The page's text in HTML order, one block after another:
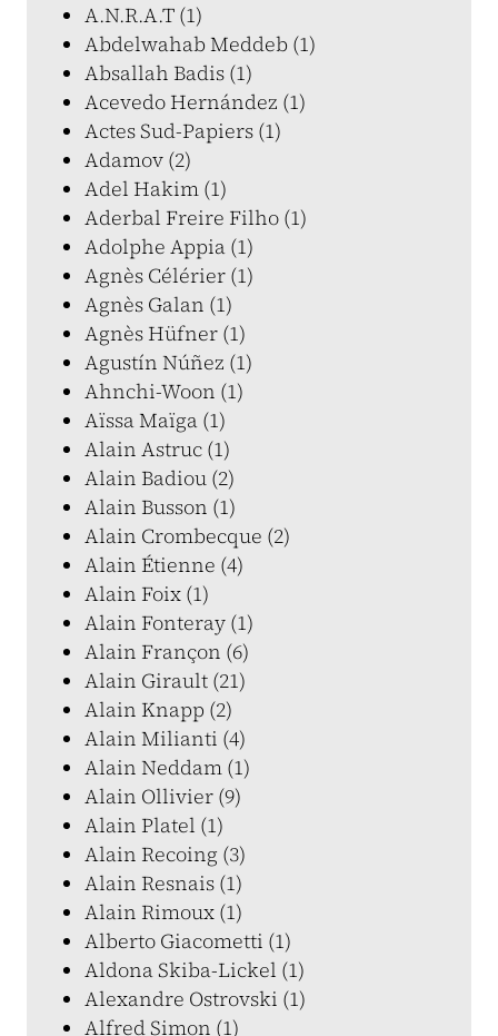
A.N.R.A.T (1)
Abdelwahab Meddeb (1)
Absallah Badis (1)
Acevedo Hernández (1)
Actes Sud-Papiers (1)
Adamov (2)
Adel Hakim (1)
Aderbal Freire Filho (1)
Adolphe Appia (1)
Agnès Célérier (1)
Agnès Galan (1)
Agnès Hüfner (1)
Agustín Núñez (1)
Ahnchi-Woon (1)
Aïssa Maïga (1)
Alain Astruc (1)
Alain Badiou (2)
Alain Busson (1)
Alain Crombecque (2)
Alain Étienne (4)
Alain Foix (1)
Alain Fonteray (1)
Alain Françon (6)
Alain Girault (21)
Alain Knapp (2)
Alain Milianti (4)
Alain Neddam (1)
Alain Ollivier (9)
Alain Platel (1)
Alain Recoing (3)
Alain Resnais (1)
Alain Rimoux (1)
Alberto Giacometti (1)
Aldona Skiba-Lickel (1)
Alexandre Ostrovski (1)
Alfred Simon (1)